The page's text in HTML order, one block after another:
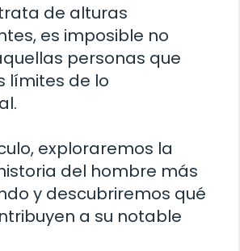
de alturas
es imposible no
personas que
límites de lo
exploraremos la
del hombre más
y descubriremos qué
a su notable